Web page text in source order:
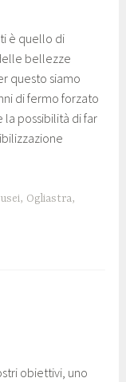
è quello di
bellezze
questo siamo
di fermo forzato
la possibilità di far
, Ogliastra,
obiettivi, uno